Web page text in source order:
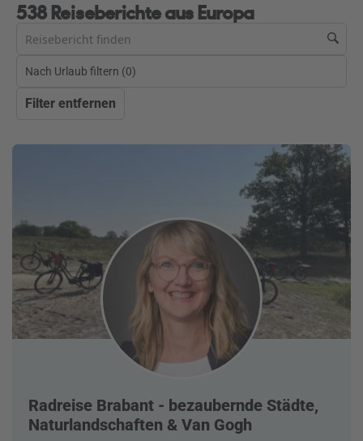
538 Reiseberichte aus Europa
Nach Urlaub filtern (0)
Filter entfernen
Radreise Brabant - bezaubernde Städte,
Naturlandschaften & Van Gogh